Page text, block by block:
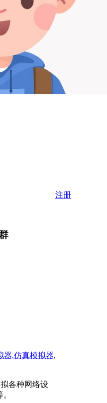
注册
各种网络设